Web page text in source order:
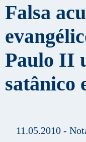
Falsa
Paulo II
satânico
11.05.2010 -